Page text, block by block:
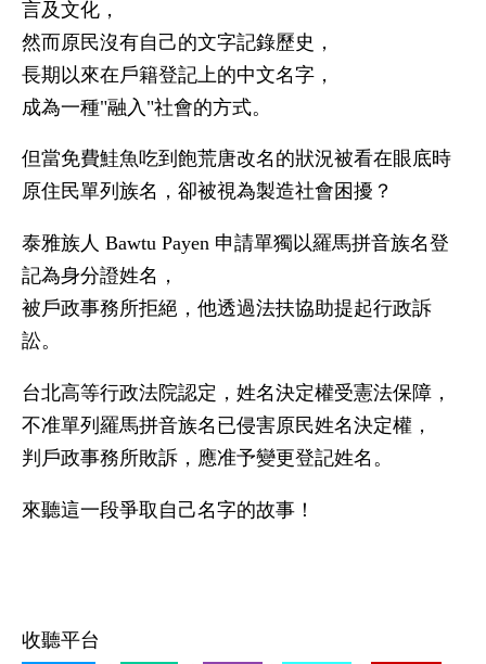
言及文化，
然而原民沒有自己的文字記錄歷史，
長期以來在戶籍登記上的中文名字，
成為一種"融入"社會的方式。
但當免費鮭魚吃到飽荒唐改名的狀況被看在眼底時
原住民單列族名，卻被視為製造社會困擾？
泰雅族人 Bawtu Payen 申請單獨以羅馬拼音族名登
記為身分證姓名，
被戶政事務所拒絕，他透過法扶協助提起行政訴
訟。
台北高等行政法院認定，姓名決定權受憲法保障，
不准單列羅馬拼音族名已侵害原民姓名決定權，
判戶政事務所敗訴，應准予變更登記姓名。
來聽這一段爭取自己名字的故事！
收聽平台